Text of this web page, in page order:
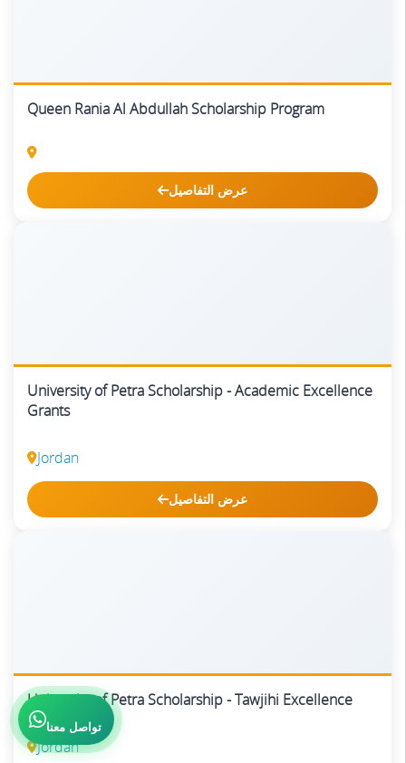
Queen Rania Al Abdullah Scholarship Program
عرض التفاصيل
University of Petra Scholarship - Academic Excellence
Grants
Jordan
عرض التفاصيل
University of Petra Scholarship - Tawjihi Excellence
Jordan
تواصل معنا